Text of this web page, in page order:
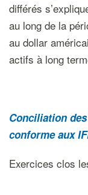
différés
au long de la
au dollar
actifs à long
Conciliation
conforme aux
Exercices clos